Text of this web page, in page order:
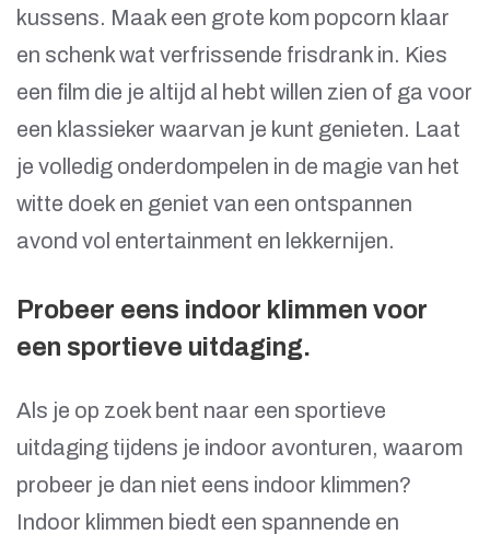
kussens. Maak een grote kom popcorn klaar
en schenk wat verfrissende frisdrank in. Kies
een film die je altijd al hebt willen zien of ga voor
een klassieker waarvan je kunt genieten. Laat
je volledig onderdompelen in de magie van het
witte doek en geniet van een ontspannen
avond vol entertainment en lekkernijen.
Probeer eens indoor klimmen voor
een sportieve uitdaging.
Als je op zoek bent naar een sportieve
uitdaging tijdens je indoor avonturen, waarom
probeer je dan niet eens indoor klimmen?
Indoor klimmen biedt een spannende en